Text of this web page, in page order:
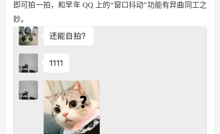
即可拍一拍，和早年 QQ 上的“窗口抖动”功能有异曲同工之
妙。